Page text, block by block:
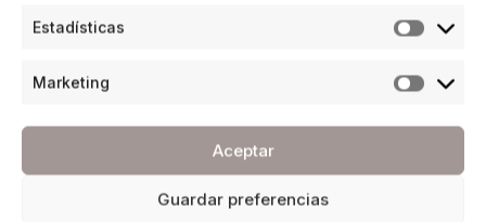
Estadísticas
Marketing
Aceptar
Guardar preferencias